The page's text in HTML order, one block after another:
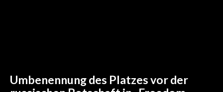
Umbenennung des Platzes vor der